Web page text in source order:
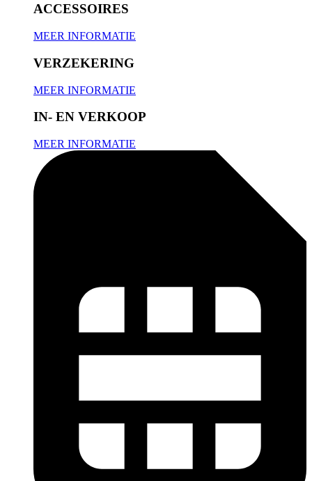
ACCESSOIRES
MEER INFORMATIE
VERZEKERING
MEER INFORMATIE
IN- EN VERKOOP
MEER INFORMATIE